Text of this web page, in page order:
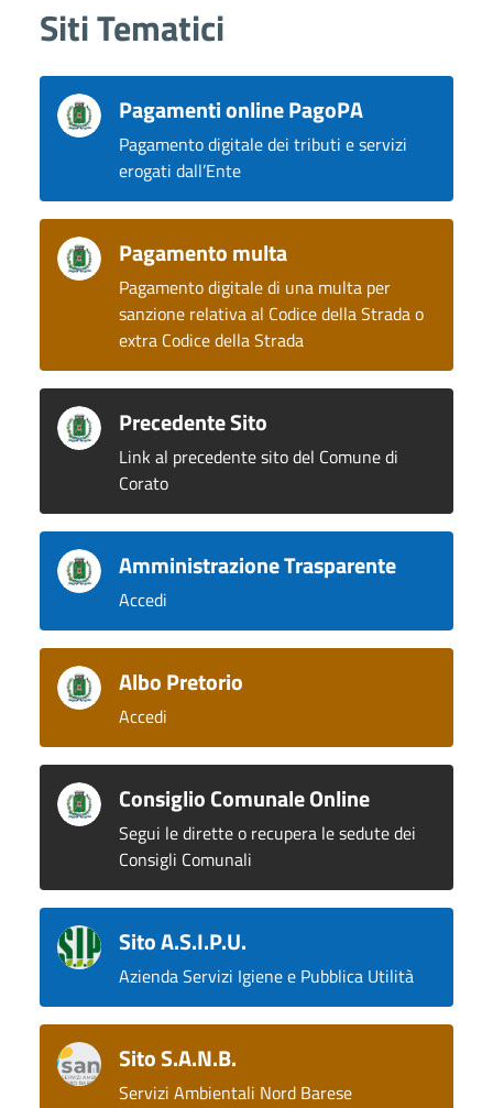
Siti Tematici
Pagamenti online PagoPA
Pagamento digitale dei tributi e servizi
erogati dall’Ente
Pagamento multa
Pagamento digitale di una multa per
sanzione relativa al Codice della Strada o
extra Codice della Strada
Precedente Sito
Link al precedente sito del Comune di
Corato
Amministrazione Trasparente
Accedi
Albo Pretorio
Accedi
Consiglio Comunale Online
Segui le dirette o recupera le sedute dei
Consigli Comunali
Sito A.S.I.P.U.
Azienda Servizi Igiene e Pubblica Utilità
Sito S.A.N.B.
Servizi Ambientali Nord Barese